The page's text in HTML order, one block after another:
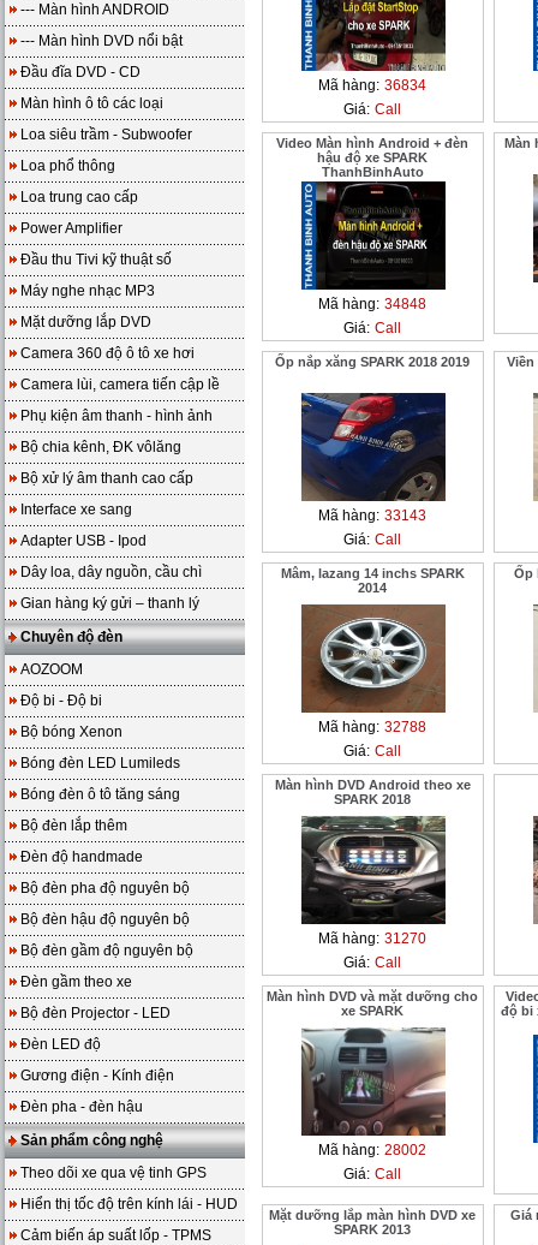
--- Màn hình ANDROID
--- Màn hình DVD nổi bật
Đầu đĩa DVD - CD
Màn hình ô tô các loại
Loa siêu trầm - Subwoofer
Loa phổ thông
Loa trung cao cấp
Power Amplifier
Đầu thu Tivi kỹ thuật số
Máy nghe nhạc MP3
Mặt dưỡng lắp DVD
Camera 360 độ ô tô xe hơi
Camera lùi, camera tiến cập lề
Phụ kiện âm thanh - hình ảnh
Bộ chia kênh, ĐK vôlăng
Bộ xử lý âm thanh cao cấp
Interface xe sang
Adapter USB - Ipod
Dây loa, dây nguồn, cầu chì
Gian hàng ký gửi – thanh lý
Chuyên độ đèn
AOZOOM
Độ bi - Độ bi
Bộ bóng Xenon
Bóng đèn LED Lumileds
Bóng đèn ô tô tăng sáng
Bộ đèn lắp thêm
Đèn độ handmade
Bộ đèn pha độ nguyên bộ
Bộ đèn hậu độ nguyên bộ
Bộ đèn gầm độ nguyên bộ
Đèn gầm theo xe
Bộ đèn Projector - LED
Đèn LED độ
Gương điện - Kính điện
Đèn pha - đèn hậu
Sản phẩm công nghệ
Theo dõi xe qua vệ tinh GPS
Hiển thị tốc độ trên kính lái - HUD
Cảm biến áp suất lốp - TPMS
Mã hàng: 36834
Giá: Call
Video Màn hình Android + đèn
hậu độ xe SPARK
ThanhBinhAuto
Mã hàng: 34848
Giá: Call
Màn
Ốp nắp xăng SPARK 2018 2019
Mã hàng: 33143
Giá: Call
Viền
Mâm, lazang 14 inchs SPARK
2014
Mã hàng: 32788
Giá: Call
Ốp
Màn hình DVD Android theo xe
SPARK 2018
Mã hàng: 31270
Giá: Call
Màn hình DVD và mặt dưỡng cho
xe SPARK
Mã hàng: 28002
Giá: Call
độ bi
Mặt dưỡng lắp màn hình DVD xe
SPARK 2013
Giá